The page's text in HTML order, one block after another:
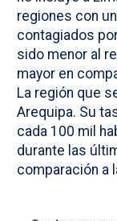
regiones con
contagiados
sido menor al
mayor en
La región que
Arequipa. Su
cada 100 mil
durante las
comparación a